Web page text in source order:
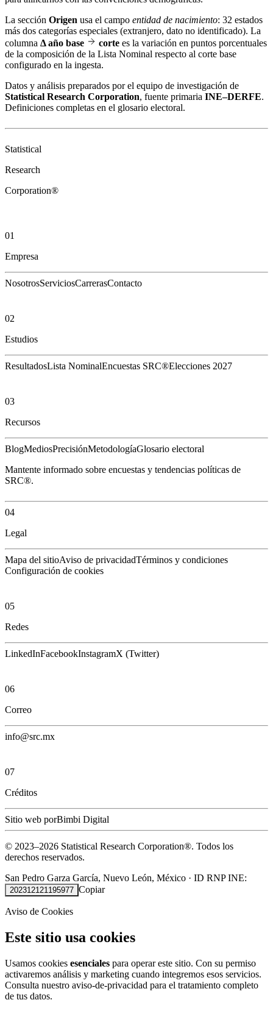
La sección Origen usa el campo entidad de nacimiento: 32 estados
más dos categorías especiales (extranjero, dato no identificado). La
columna Δ año base corte es la variación en puntos porcentuales
de la composición de la Lista Nominal respecto al corte base
configurado en la ingesta.
Datos y análisis preparados por el equipo de investigación de
Statistical Research Corporation, fuente primaria INE–DERFE.
Definiciones completas en el glosario electoral.
Statistical
Research
Corporation®
01
Empresa
NosotrosServiciosCarrerasContacto
02
Estudios
ResultadosLista NominalEncuestas SRC®Elecciones 2027
03
Recursos
BlogMediosPrecisiónMetodologíaGlosario electoral
Mantente informado sobre encuestas y tendencias políticas de
SRC®.
04
Legal
Mapa del sitioAviso de privacidadTérminos y condiciones
Configuración de cookies
05
Redes
LinkedInFacebookInstagramX (Twitter)
06
Correo
info@src.mx
07
Créditos
Sitio web porBimbi Digital
© 2023–2026 Statistical Research Corporation®. Todos los
derechos reservados.
San Pedro Garza García, Nuevo León, México · ID RNP INE:
202312121195977 Copiar
Aviso de Cookies
Este sitio usa cookies
Usamos cookies esenciales para operar este sitio. Con su permiso
activaremos análisis y marketing cuando integremos esos servicios.
Consulta nuestro aviso-de-privacidad para el tratamiento completo
de tus datos.